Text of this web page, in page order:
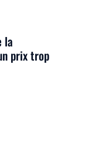
la
prix trop